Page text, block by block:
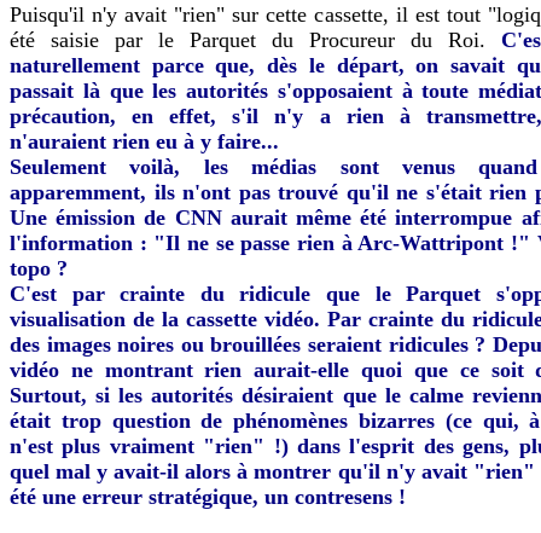
Puisqu'il n'y avait "rien" sur cette cassette, il est tout
été saisie par le Parquet du Procureur du Roi.
naturellement parce que, dès le départ, on savait
passait là que les autorités s'opposaient à toute
précaution, en effet, s'il n'y a rien à
n'auraient rien eu à y faire...
Seulement voilà, les médias sont venus
apparemment, ils n'ont pas trouvé qu'il ne s'était rien
Une émission de CNN aurait même été interrompue
l'information : "Il ne se passe rien à Arc-Wattripont !"
topo ?
C'est par crainte du ridicule que le Parquet
visualisation de la cassette vidéo. Par crainte du
des images noires ou brouillées seraient ridicules ?
vidéo ne montrant rien aurait-elle quoi que ce soit
Surtout, si les autorités désiraient que le calme
était trop question de phénomènes bizarres (ce qui,
n'est plus vraiment "rien" !) dans l'esprit des gens,
quel mal y avait-il alors à montrer qu'il n'y avait "rien"
été une erreur stratégique, un contresens !